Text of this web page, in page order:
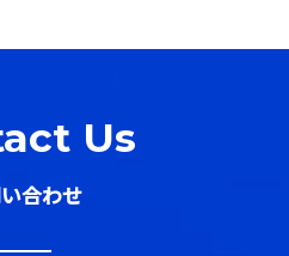
Us
合わせ